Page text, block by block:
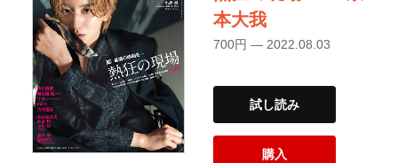
本大我
700円 — 2022.08.03
試し読み
購入